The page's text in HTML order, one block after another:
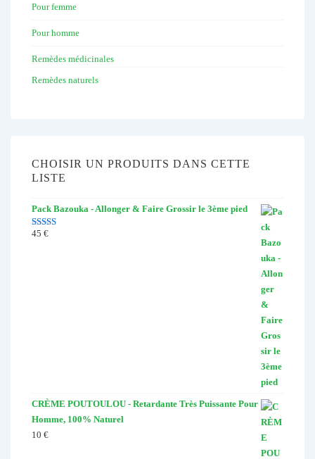
Pour femme
Pour homme
Remèdes médicinales
Remèdes naturels
CHOISIR UN PRODUITS DANS CETTE
LISTE
Pack Bazouka - Allonger & Faire Grossir le 3ème pied
Note
45 €
CRÈME POUTOULOU - Retardante Très Puissante Pour
Homme, 100% Naturel
10 €